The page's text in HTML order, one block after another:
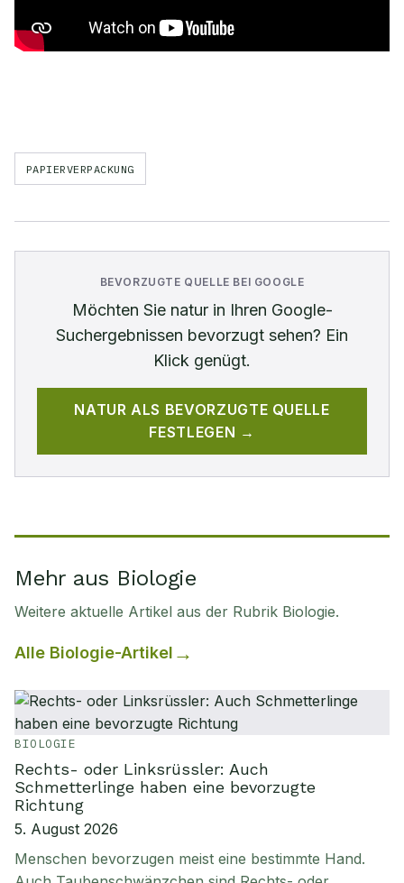
PAPIERVERPACKUNG
BEVORZUGTE QUELLE BEI GOOGLE
Möchten Sie naturin Ihren Google-
Suchergebnissen bevorzugt sehen? Ein
Klick genügt.
NATUR ALS BEVORZUGTE QUELLE
FESTLEGEN →
Mehr aus Biologie
Weitere aktuelle Artikel aus der Rubrik Biologie.
Alle Biologie-Artikel
BIOLOGIE
Rechts- oder Linksrüssler: Auch
Schmetterlinge haben eine bevorzugte
Richtung
5. August 2026
Menschen bevorzugen meist eine bestimmte Hand.